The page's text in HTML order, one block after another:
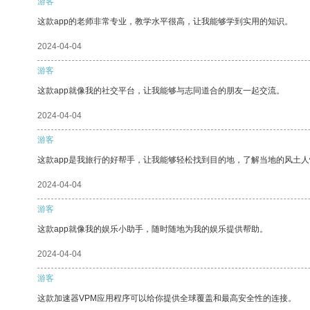
这款app的老师非常专业，教学水平很高，让我能够学到实用的知识。
2024-04-04
游客
这款app就像我的社交平台，让我能够与志同道合的朋友一起交流。
2024-04-04
游客
这款app是我旅行的好帮手，让我能够轻松找到目的地，了解当地的风土
2024-04-04
游客
这款app就像我的娱乐小助手，随时随地为我的娱乐提供帮助。
2024-04-04
游客
这款加速器VPM应用程序可以给你提供全球覆盖和最高安全性的连接。